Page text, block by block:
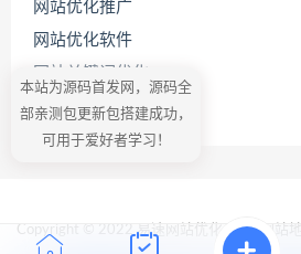
网站优化推广
网站优化软件
网站搜索引擎优化
Copyright © 2022 易速网站优化公司 网站地
本站为源码首发网，源码全
部亲测包更新包搭建成功，
可用于爱好者学习！